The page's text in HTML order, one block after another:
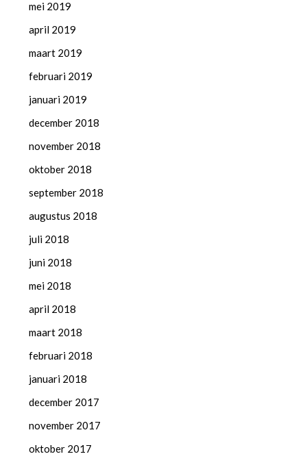
mei 2019
april 2019
maart 2019
februari 2019
januari 2019
december 2018
november 2018
oktober 2018
september 2018
augustus 2018
juli 2018
juni 2018
mei 2018
april 2018
maart 2018
februari 2018
januari 2018
december 2017
november 2017
oktober 2017